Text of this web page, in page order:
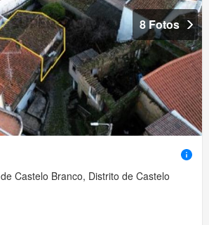
8 Fotos
Castelo Branco, Distrito de Castelo